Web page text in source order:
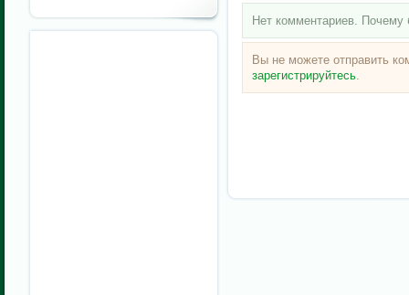
Нет комментариев.
Вы не можете отправить
зарегистрируйтесь.